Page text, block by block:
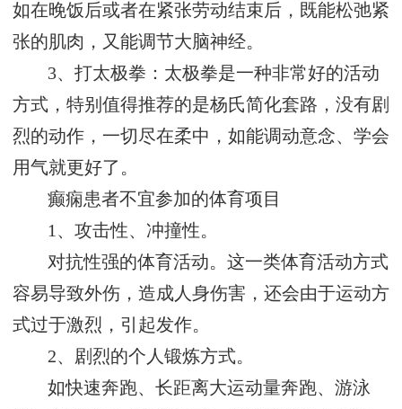
如在晚饭后或者在紧张劳动结束后，既能松弛紧
张的肌肉，又能调节大脑神经。
3、打太极拳：太极拳是一种非常好的活动
方式，特别值得推荐的是杨氏简化套路，没有剧
烈的动作，一切尽在柔中，如能调动意念、学会
用气就更好了。
癫痫患者不宜参加的体育项目
1、攻击性、冲撞性。
对抗性强的体育活动。这一类体育活动方式
容易导致外伤，造成人身伤害，还会由于运动方
式过于激烈，引起发作。
2、剧烈的个人锻炼方式。
如快速奔跑、长距离大运动量奔跑、游泳